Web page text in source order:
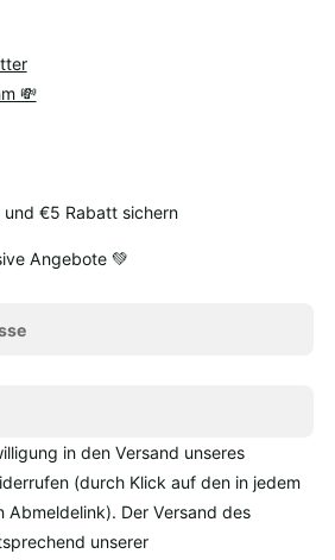
💸
€5 Rabatt sichern
Angebote 💚
in den Versand unseres
(durch Klick auf den in jedem
Abmeldelink). Der Versand des
unserer